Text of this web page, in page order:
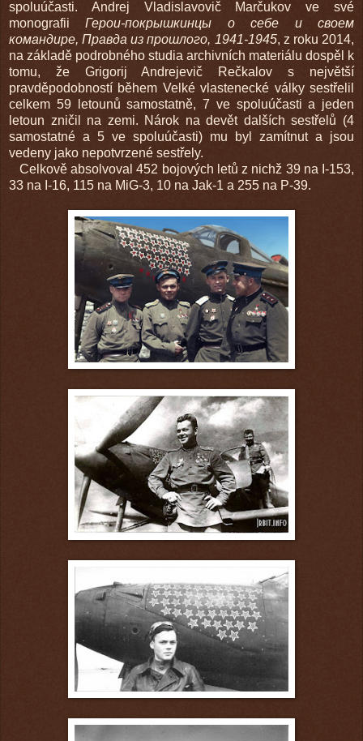
spoluúčasti. Andrej Vladislavovič Marčukov ve své
monografiiГерои-покрышкинцы о себе и своем
командире, Правда из прошлого, 1941-1945, z roku 2014,
na základě podrobného studia archivních materiálu dospěl k
tomu, že Grigorij Andrejevič Rečkalov s největší
pravděpodobností během Velké vlastenecké války sestřelil
celkem 59 letounů samostatně, 7 ve spoluúčasti a jeden
letoun zničil na zemi. Nárok na devět dalších sestřelů (4
samostatné a 5 ve spoluúčasti) mu byl zamítnut a jsou
vedeny jako nepotvrzené sestřely.
Celkově absolvoval 452 bojových letů z nichž 39 na I-153,
33 na I-16, 115 na MiG-3, 10 na Jak-1 a 255 na P-39.